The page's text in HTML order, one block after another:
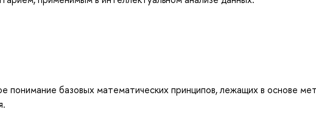
понимание базовых математических принципов, лежащих в основе